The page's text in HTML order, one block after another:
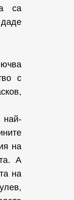
са
с
най-
на
А
на